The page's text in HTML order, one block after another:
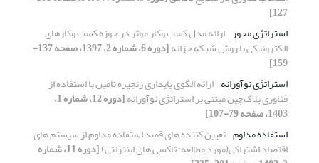
127]
استراتژی محور ارائه مدل کسب وکار موثر در حوزه کسب وکارهای
الکترونیکی با روش شبکه خزانه [دوره 6، شماره 2، 1397، صفحه 137-
159]
استراتژی نوآورانه ارائه الگوی پایداری زنجیره تامین با استفاده از
فناوری بلاک‌چین مبتنی بر استراتژی نوآورانه [دوره 12، شماره 1،
1403، صفحه 79-107]
استفاده مداوم تعیین کننده های قصد استفاده مداوم از سیستم های
اقتصاد اشتراکی(مورد مطالعه: تاکسی های اینترنتی) [دوره 11، شماره